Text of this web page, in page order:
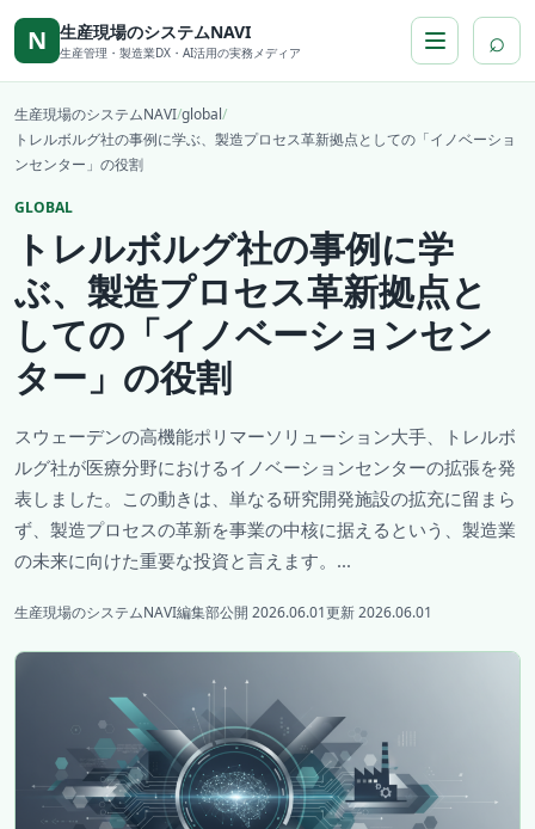
本文へ移動
N 生産現場のシステムNAVI
生産管理・製造業DX・AI活用の実務メディア ⌕
生産現場のシステムNAVI/global/
トレルボルグ社の事例に学ぶ、製造プロセス革新拠点としての「イノベーショ
ンセンター」の役割
GLOBAL
トレルボルグ社の事例に学
ぶ、製造プロセス革新拠点と
しての「イノベーションセン
ター」の役割
スウェーデンの高機能ポリマーソリューション大手、トレルボ
ルグ社が医療分野におけるイノベーションセンターの拡張を発
表しました。この動きは、単なる研究開発施設の拡充に留まら
ず、製造プロセスの革新を事業の中核に据えるという、製造業
の未来に向けた重要な投資と言えます。...
生産現場のシステムNAVI編集部公開 2026.06.01更新 2026.06.01